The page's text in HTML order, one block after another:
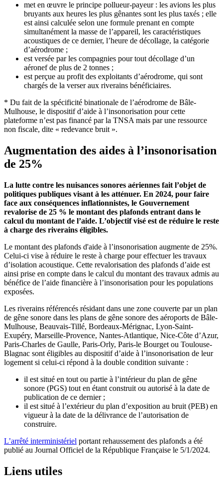
met en œuvre le principe pollueur-payeur : les avions les plus
bruyants aux heures les plus gênantes sont les plus taxés ; elle
est ainsi calculée selon une formule prenant en compte
simultanément la masse de l’appareil, les caractéristiques
acoustiques de ce dernier, l’heure de décollage, la catégorie
d’aérodrome ;
est versée par les compagnies pour tout décollage d’un
aéronef de plus de 2 tonnes ;
est perçue au profit des exploitants d’aérodrome, qui sont
chargés de la verser aux riverains bénéficiaires.
* Du fait de la spécificité binationale de l’aérodrome de Bâle-
Mulhouse, le dispositif d’aide à l’insonorisation pour cette
plateforme n’est pas financé par la TNSA mais par une ressource
non fiscale, dite « redevance bruit ».
Augmentation des aides à l’insonorisation
de 25%
La lutte contre les nuisances sonores aériennes fait l’objet de
politiques publiques visant à les atténuer. En 2024, pour faire
face aux conséquences inflationnistes, le Gouvernement
revalorise de 25 % le montant des plafonds entrant dans le
calcul du montant de l’aide. L’objectif visé est de réduire le reste
à charge des riverains éligibles.
Le montant des plafonds d'aide à l’insonorisation augmente de 25%.
Celui-ci vise à réduire le reste à charge pour effectuer les travaux
d’isolation acoustique. Cette revalorisation des plafonds d’aide est
ainsi prise en compte dans le calcul du montant des travaux admis au
bénéfice de l’aide financière à l’insonorisation pour les populations
exposées.
Les riverains référencés résidant dans une zone couverte par un plan
de gêne sonore dans les plans de gêne sonore des aéroports de Bâle-
Mulhouse, Beauvais-Tillé, Bordeaux-Mérignac, Lyon-Saint-
Exupéry, Marseille-Provence, Nantes-Atlantique, Nice-Côte d’Azur,
Paris-Charles de Gaulle, Paris-Orly, Paris-le Bourget ou Toulouse-
Blagnac sont éligibles au dispositif d’aide à l’insonorisation de leur
logement si celui-ci répond à la double condition suivante :
il est situé en tout ou partie à l’intérieur du plan de gêne
sonore (PGS) tout en étant construit ou autorisé à la date de
publication de ce dernier ;
il est situé à l’extérieur du plan d’exposition au bruit (PEB) en
vigueur à la date de la délivrance de l’autorisation de
construire.
L’arrêté interministériel portant rehaussement des plafonds a été
publié au Journal Officiel de la République Française le 5/1/2024.
Liens utiles